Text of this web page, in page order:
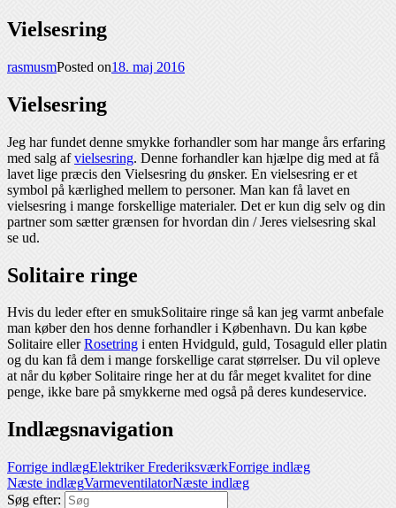
Vielsesring
rasmusmPosted on18. maj 2016
Vielsesring
Jeg har fundet denne smykke forhandler som har mange års erfaring
med salg afvielsesring. Denne forhandler kan hjælpe dig med at få
lavet lige præcis den Vielsesring du ønsker. En vielsesring er et
symbol på kærlighed mellem to personer. Man kan få lavet en
vielsesring i mange forskellige materialer. Det er kun dig selv og din
partner som sætter grænsen for hvordan din / Jeres vielsesring skal
se ud.
Solitaire ringe
Hvis du leder efter en smukSolitaire ringe så kan jeg varmt anbefale
man køber den hos denne forhandler i København. Du kan købe
Solitaire ellerRosetring i enten Hvidguld, guld, Tosaguld eller platin
og du kan få dem i mange forskellige carat størrelser. Du vil opleve
at når du køber Solitaire ringe her at du får meget kvalitet for dine
penge, ikke bare på smykkerne med også på deres kundeservice.
Indlægsnavigation
Forrige indlægElektriker FrederiksværkForrige indlæg
Næste indlægVarmeventilatorNæste indlæg
Søg efter: